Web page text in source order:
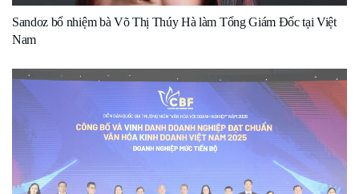
Sandoz bổ nhiệm bà Võ Thị Thúy Hà làm Tổng Giám Đốc tại Việt
Nam